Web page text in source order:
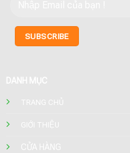
DANH MỤC
TRANG CHỦ
GIỚI THIỆU
CỬA HÀNG